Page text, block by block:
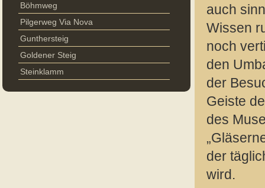
Böhmweg
Pilgerweg Via Nova
Gunthersteig
Goldener Steig
Steinklamm
auch
Wissen
noch
den
der
Geiste
des
der
wird.